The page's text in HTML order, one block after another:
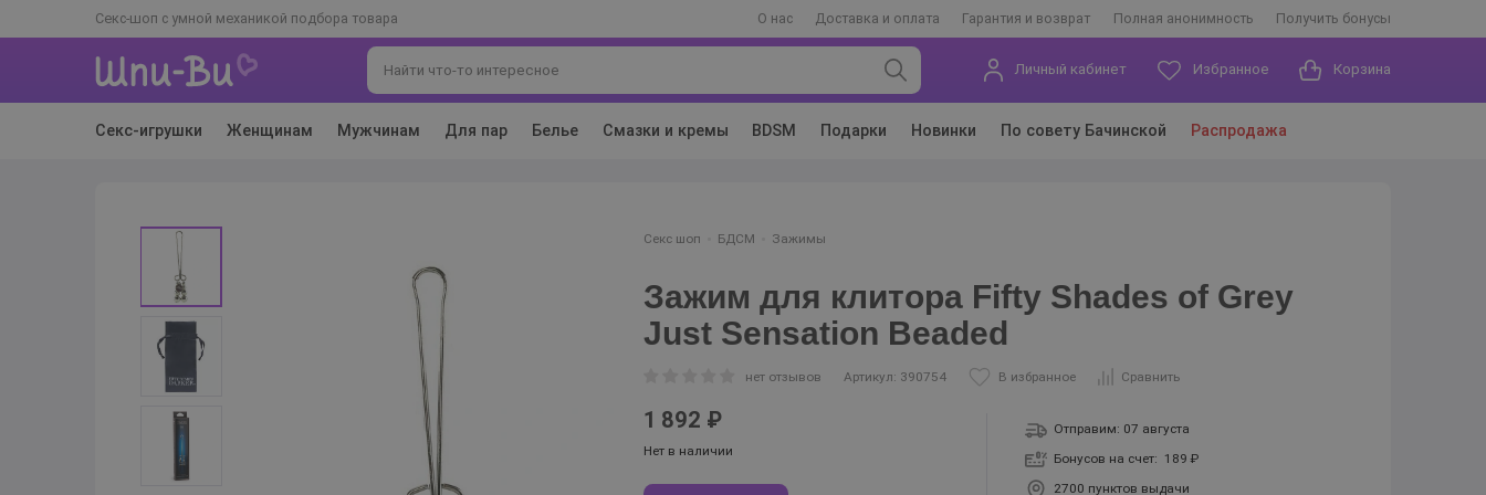
Секс-шоп с умной механикой подбора товара О нас Доставка и оплата Гарантия и возврат Полная анонимность Получить бонусы
Личный кабинет Избранное Корзина
Секс-игрушки Женщинам Мужчинам Для пар Белье Смазки и кремы BDSM Подарки Новинки По совету Бачинской Распродажа
Секс шоп БДСМ Зажимы
Зажим для клитора Fifty Shades of Grey
Just Sensation Beaded
нет отзывов Артикул: 390754 В избранное Сравнить
1 892 ₽
Нет в наличии
Отправим: 07 августа
Бонусов на счет:189 ₽
2700 пунктов выдачи